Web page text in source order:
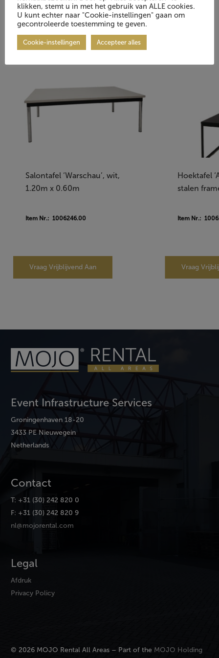
Salontafel ‘Warschau’, wit,
1.20m x 0.60m
Item Nr.: 1006246.00
Vraag Vrijblijvend Aan
Hoektafel
stalen
Item Nr.:
Vraag
Event Infrastructure Services
Groningenhaven 18-20
3433 PE Nieuwegein
Netherlands
Contact
T: +31 (30) 242 820 0
F: +31 (30) 242 820 9
nl@mojorental.com
Legal
Afdruk
Privacy Policy
© 2026 MOJO Rental All Areas – Part of the MOJO Holding
klikken, stemt u in met het gebruik van ALLE cookies.
U kunt echter naar "Cookie-instellingen" gaan om
gecontroleerde toestemming te geven.
Cookie-instellingen Accepteer alles